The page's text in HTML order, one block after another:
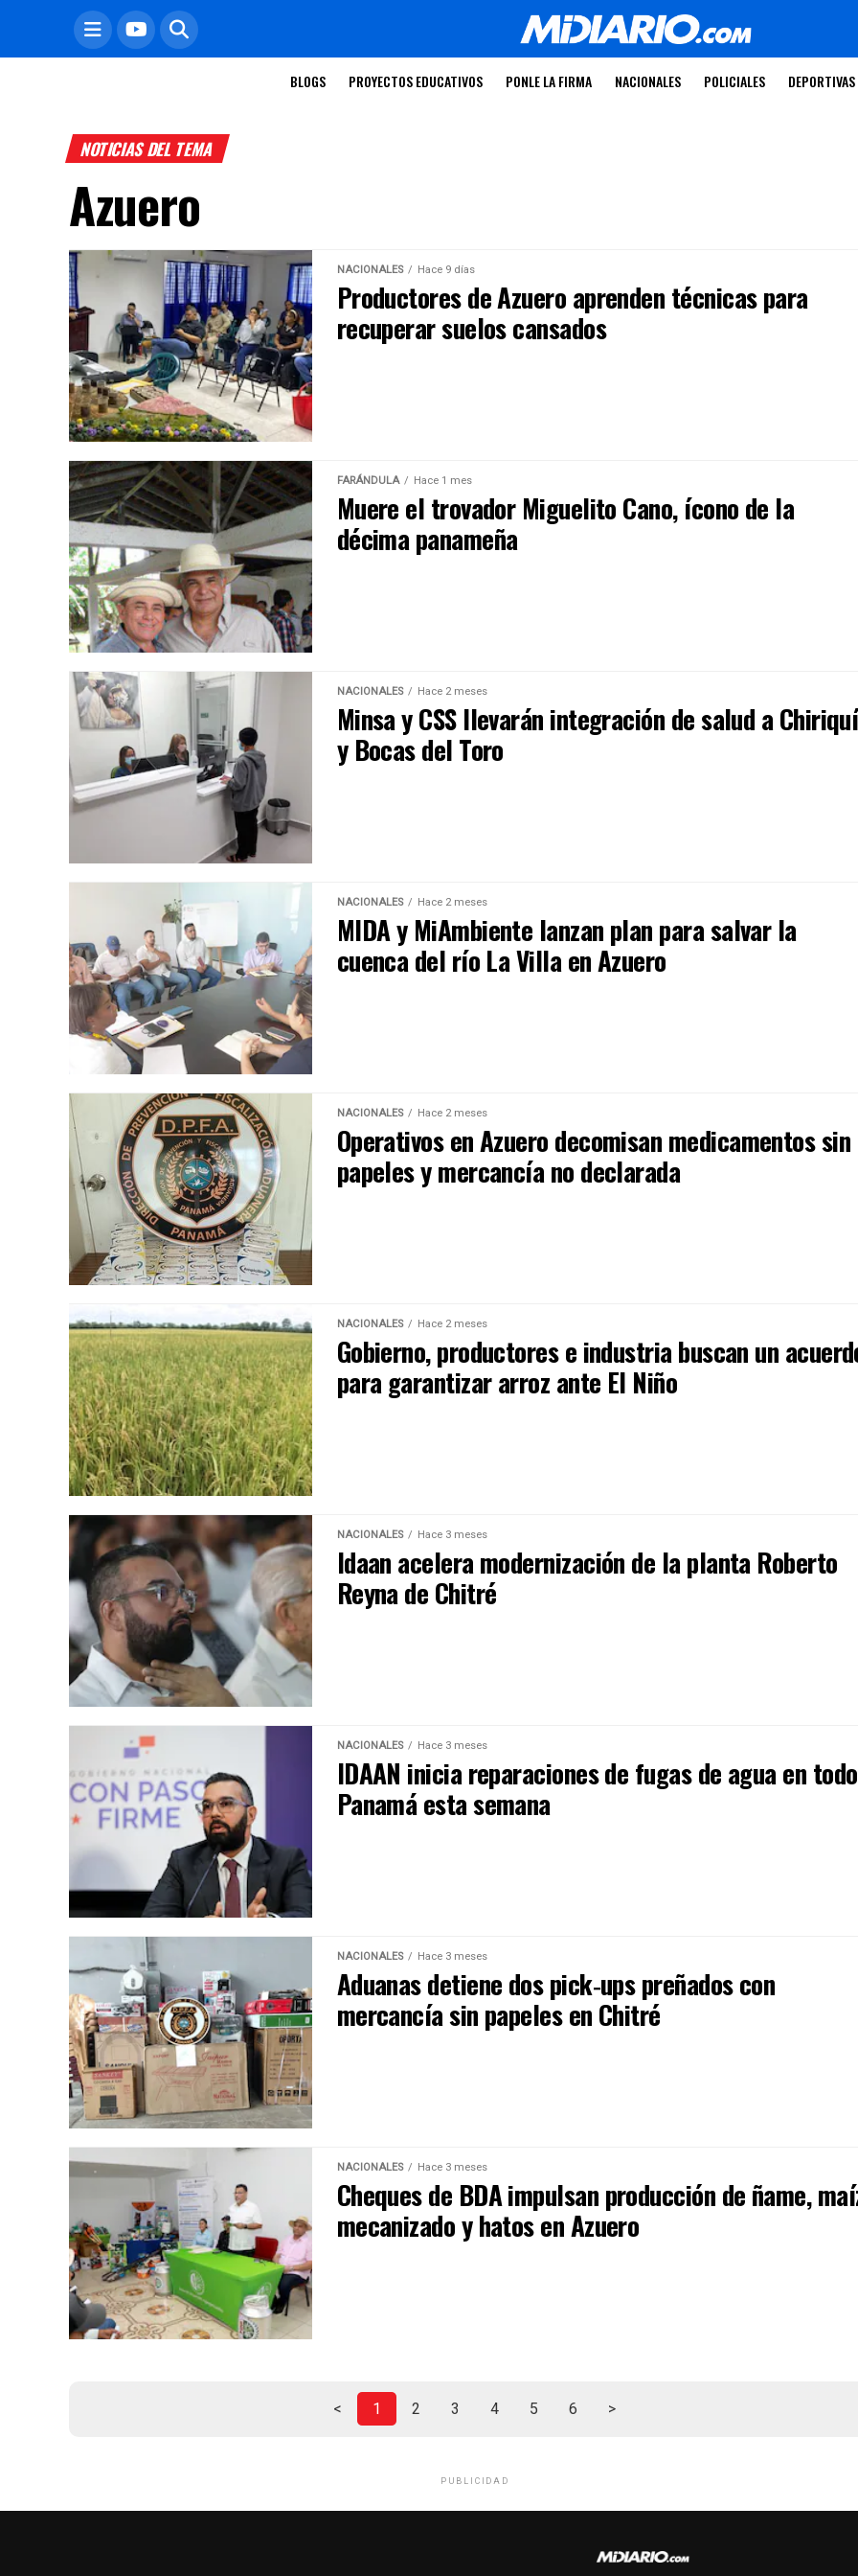
BLOGS PROYECTOS EDUCATIVOS PONLE LA FIRMA NACIONALES POLICIALES DEPORTIVAS
NOTICIAS DEL TEMA
Azuero
NACIONALES Hace 9 días
Productores de Azuero aprenden técnicas para
recuperar suelos cansados
FARÁNDULA Hace 1 mes
Muere el trovador Miguelito Cano, ícono de la
décima panameña
NACIONALES Hace 2 meses
Minsa y CSS llevarán integración de salud a Chiriquí
y Bocas del Toro
NACIONALES Hace 2 meses
MIDA y MiAmbiente lanzan plan para salvar la
cuenca del río La Villa en Azuero
NACIONALES Hace 2 meses
Operativos en Azuero decomisan medicamentos sin
papeles y mercancía no declarada
NACIONALES Hace 2 meses
Gobierno, productores e industria buscan un
para garantizar arroz ante El Niño
NACIONALES Hace 3 meses
Idaan acelera modernización de la planta Roberto
Reyna de Chitré
NACIONALES Hace 3 meses
IDAAN inicia reparaciones de fugas de agua en todo
Panamá esta semana
NACIONALES Hace 3 meses
Aduanas detiene dos pick‑ups preñados con
mercancía sin papeles en Chitré
NACIONALES Hace 3 meses
Cheques de BDA impulsan producción de ñame,
mecanizado y hatos en Azuero
< 1 2 3 4 5 6 >
PUBLICIDAD